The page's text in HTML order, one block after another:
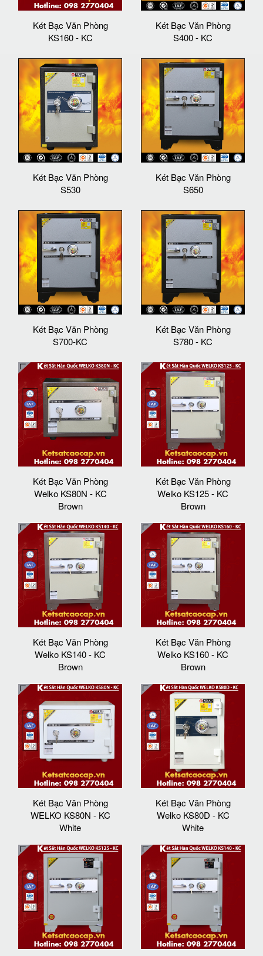
Két Bạc Văn Phòng
KS160 - KC
Két Bạc Văn Phòng
S400 - KC
Két Bạc Văn Phòng
S530
Két Bạc Văn Phòng
S650
Két Bạc Văn Phòng
S700-KC
Két Bạc Văn Phòng
S780 - KC
Két Bạc Văn Phòng
Welko KS80N - KC
Brown
Két Bạc Văn Phòng
Welko KS125 - KC
Brown
Két Bạc Văn Phòng
Welko KS140 - KC
Brown
Két Bạc Văn Phòng
Welko KS160 - KC
Brown
Két Bạc Văn Phòng
WELKO KS80N - KC
White
Két Bạc Văn Phòng
Welko KS80D - KC
White